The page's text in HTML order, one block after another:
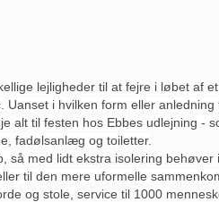
lejligheder til at fejre i løbet af
Uanset i hvilken form eller anledning
alt til festen hos Ebbes udlejning -
fadølsanlæg og toiletter.
så med lidt ekstra isolering
til den mere uformelle
og stole, service til 1000